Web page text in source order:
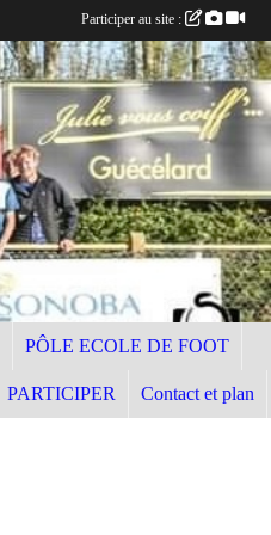
PÔLE ECOLE DE FOOT
PARTICIPER Contact et plan
Participer au site :